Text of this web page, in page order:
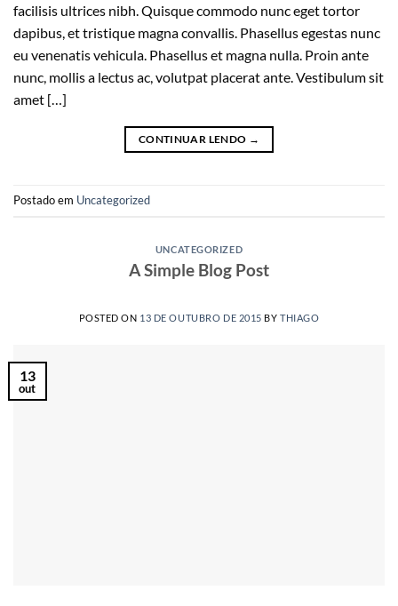
facilisis ultrices nibh. Quisque commodo nunc eget tortor
dapibus, et tristique magna convallis. Phasellus egestas nunc
eu venenatis vehicula. Phasellus et magna nulla. Proin ante
nunc, mollis a lectus ac, volutpat placerat ante. Vestibulum sit
amet […]
CONTINUAR LENDO →
Postado em Uncategorized
UNCATEGORIZED
A Simple Blog Post
POSTED ON 13 DE OUTUBRO DE 2015 BYTHIAGO
13
out